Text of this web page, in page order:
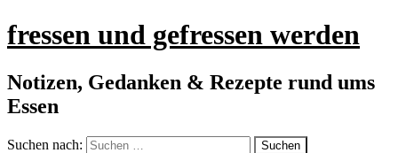
fressen und gefressen werden
Notizen, Gedanken & Rezepte rund ums
Essen
Suchen nach: